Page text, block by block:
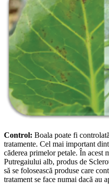
Control: Boala poate fi
tratamente. Cel mai important
căderea primelor petale. În acest
Putregaiului alb, produs de
să se folosească produse care
tratament se face numai dacă au